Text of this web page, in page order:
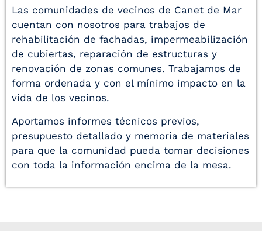
Las comunidades de vecinos de Canet de Mar
cuentan con nosotros para trabajos de
rehabilitación de fachadas, impermeabilización
de cubiertas, reparación de estructuras y
renovación de zonas comunes. Trabajamos de
forma ordenada y con el mínimo impacto en la
vida de los vecinos.
Aportamos informes técnicos previos,
presupuesto detallado y memoria de materiales
para que la comunidad pueda tomar decisiones
con toda la información encima de la mesa.